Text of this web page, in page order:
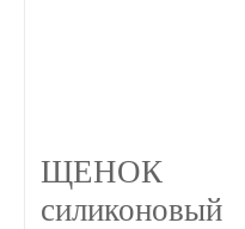
ЩЕНОК
силиконовый